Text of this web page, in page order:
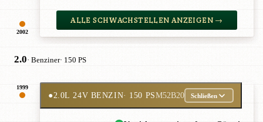
2002
ALLE SCHWACHSTELLEN ANZEIGEN →
2.0· Benziner· 150 PS
1999
●2.0L 24V BENZIN· 150 PSM52B20 Schließen